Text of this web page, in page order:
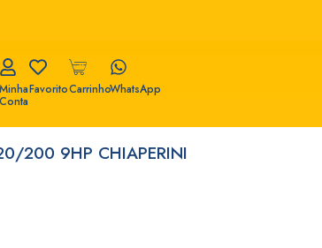
Minha
Conta
FavoritoCarrinhoWhatsApp
200 9HP CHIAPERINI